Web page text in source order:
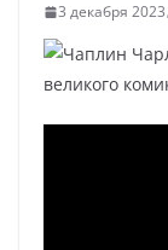
3 декабря 2023